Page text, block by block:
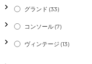
グランド (33)
コンソール (7)
ヴィンテージ (13)